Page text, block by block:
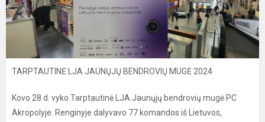
TARPTAUTINĖ LJA JAUNŲJŲ BENDROVIŲ MUGĖ 2024
Kovo 28 d. vyko Tarptautinė LJA Jaunųjų bendrovių mugė PC
Akropolyje. Renginyje dalyvavo 77 komandos iš Lietuvos,